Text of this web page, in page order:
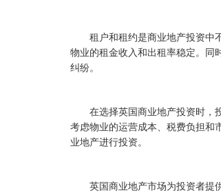
租户和租约是商业地产投资中
物业的租金收入和出租率稳定。同
纠纷。
在选择英国商业地产投资时，
考虑物业的运营成本、税费负担和
业地产进行投资。
英国商业地产市场为投资者提